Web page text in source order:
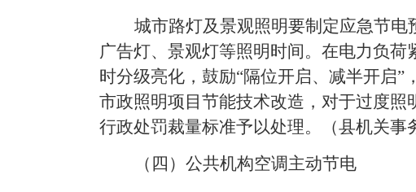
城市路灯及景观照明要制定应急节
广告灯、景观灯等照明时间。在电力负
时分级亮化，鼓励“隔位开启、减半开启”
市政照明项目节能技术改造，对于过度
行政处罚裁量标准予以处理。
（县机关事
（四）公共机构空调主动节电